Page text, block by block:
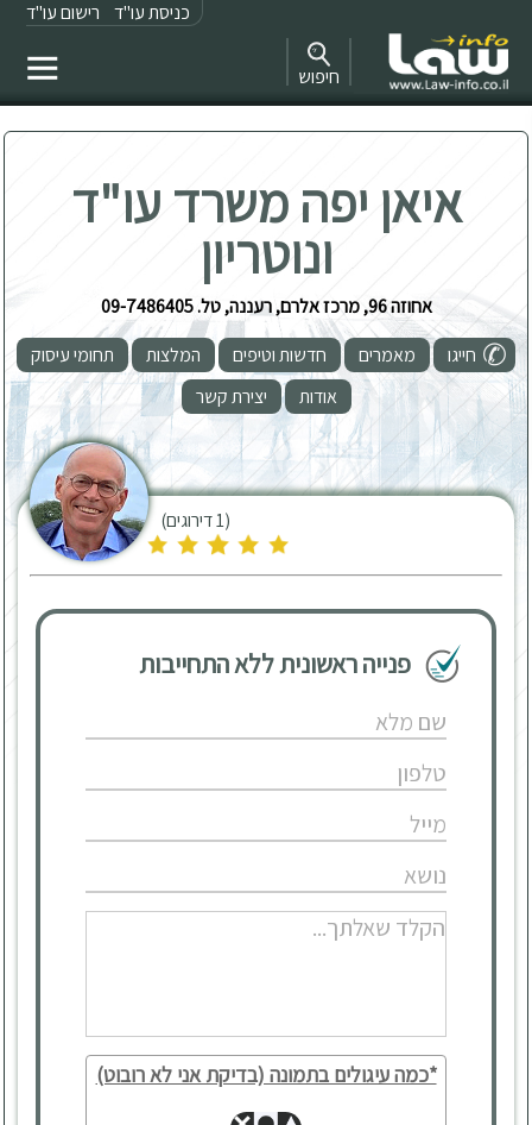
כניסת עו"ד רישום עו"ד
חיפוש
איאן יפה משרד עו"ד
ונוטריון
אחוזה 96, מרכז אלרם, רעננה, טל. 09-7486405
חייגו
מאמרים חדשות וטיפים המלצות
תחומי עיסוק
אודות
יצירת קשר
(1 דירוגים)
פנייה ראשונית ללא התחייבות
*כמה עיגולים בתמונה (בדיקת אני לא רובוט)